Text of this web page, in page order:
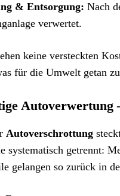
& Entsorgung: Nach
verwertet.
keine versteckten
für die Umwelt getan
Autoverwertung
Autoverschrottung
systematisch getrennt:
gelangen so zurück in